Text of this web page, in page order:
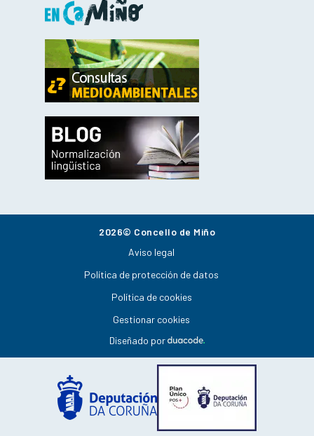
2026© Concello de Miño
Aviso legal
Política de protección de datos
Política de cookies
Gestionar cookies
Diseñado por